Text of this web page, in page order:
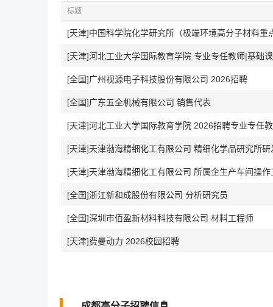
标题
[天津]河北工业大学国际教育学院 专业专任教师|基础
[全国]广州视源电子科技股份有限公司 2026招聘
[全国]广东五全机械有限公司 销售代表
[天津]河北工业大学国际教育学院 2026招聘专业专任
[天津]天津渤海精细化工有限公司 精细化学品研究所研
[天津]天津渤海精细化工有限公司 所属企生产车间操作
[全国]浙江新和成股份有限公司 分析研究员
[全国]深圳市佰盈新材料科技有限公司 材料工程师
[天津]费曼动力 2026校园招聘